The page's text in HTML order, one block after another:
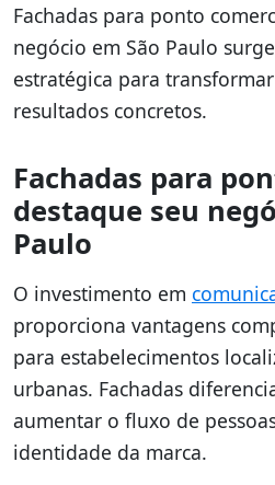
Fachadas para ponto
negócio em São Paulo
estratégica para transformar
resultados concretos.
Fachadas para
destaque seu
Paulo
O investimento em
proporciona vantagens
para estabelecimentos
urbanas. Fachadas
aumentar o fluxo de
identidade da marca.